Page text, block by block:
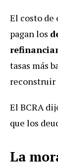
El costo de
pagan los
tasas más
reconstruir
El BCRA
que los
La